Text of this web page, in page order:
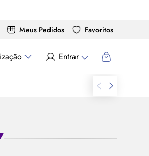
Meus Pedidos Favoritos
Entrar